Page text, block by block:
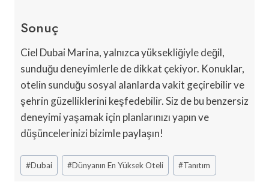
Sonuç
Ciel Dubai Marina, yalnızca yüksekliğiyle değil,
sunduğu deneyimlerle de dikkat çekiyor. Konuklar,
otelin sunduğu sosyal alanlarda vakit geçirebilir ve
şehrin güzelliklerini keşfedebilir. Siz de bu benzersiz
deneyimi yaşamak için planlarınızı yapın ve
düşüncelerinizi bizimle paylaşın!
Post
Tags:
#Dubai #Dünyanın En Yüksek Oteli #Tanıtım